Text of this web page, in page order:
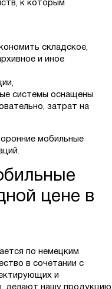
к которым
складское,
и иное
системы оснащены
затрат на
мобильные
цене в
по немецким
в сочетании с
и